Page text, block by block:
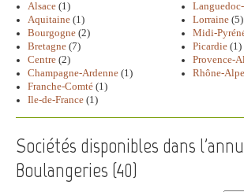
Alsace (1)
Aquitaine (1)
Bourgogne (2)
Bretagne (7)
Centre (2)
Champagne-Ardenne (1)
Franche-Comté (1)
Ile-de-France (1)
Lorraine (5)
Midi-
Picardie (1)
Provence-
Rhône-
Sociétés disponibles dans
Boulangeries (40)